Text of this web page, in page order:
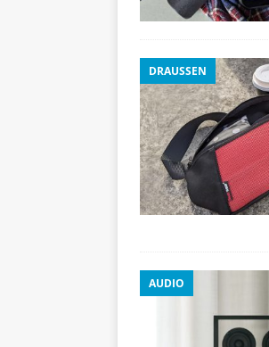
DRAUSSEN
AUDIO